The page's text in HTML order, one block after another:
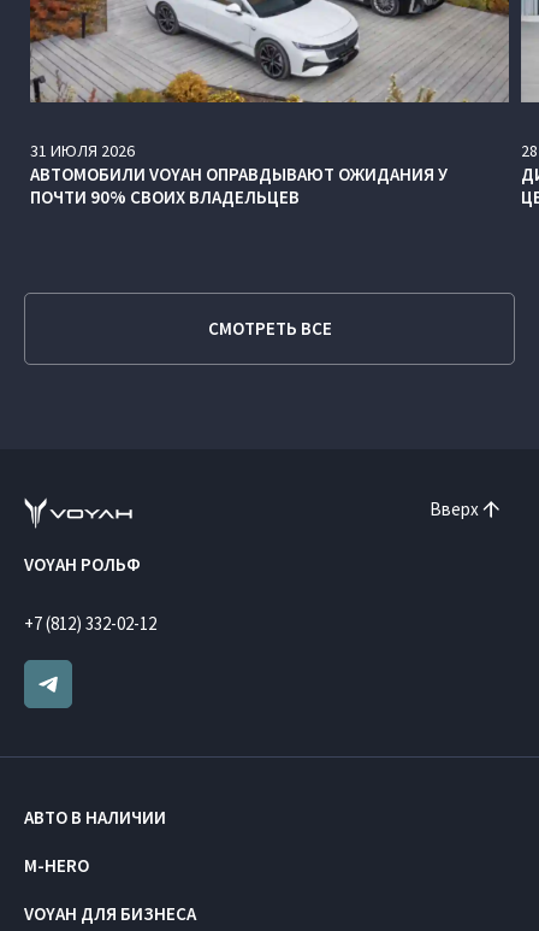
31 ИЮЛЯ 2026
АВТОМОБИЛИ VOYAH ОПРАВДЫВАЮТ ОЖИДАНИЯ У
ПОЧТИ 90% СВОИХ ВЛАДЕЛЬЦЕВ
28
СМОТРЕТЬ ВСЕ
Вверх
VOYAH РОЛЬФ
+7 (812) 332-02-12
АВТО В НАЛИЧИИ
M-HERO
VOYAH ДЛЯ БИЗНЕСА